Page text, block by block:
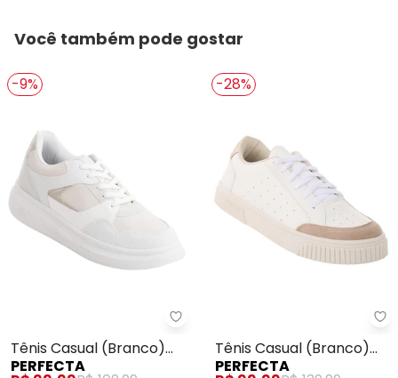
Você também pode gostar
-9%
Perfecta - Tênis Casual
Tênis Casual (Branco)
em Sintétco Texturizado
PERFECTA
-28%
Tênis Casual (Branco)
em Material Sintético
PERFECTA